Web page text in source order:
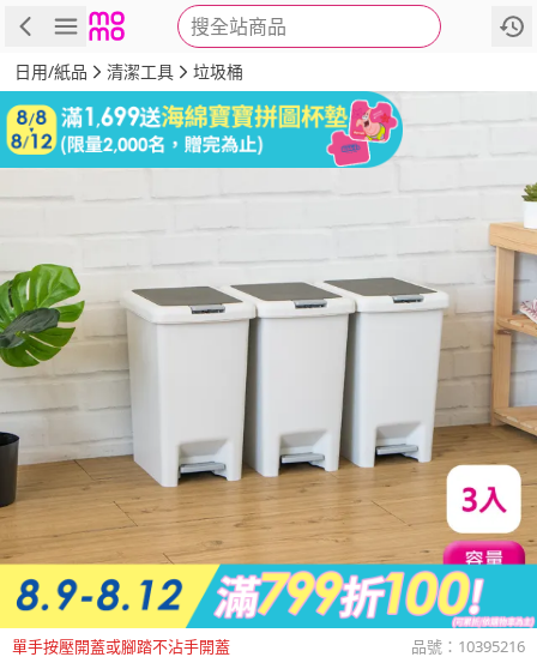
搜全站商品
商品 評價 詳情
日用/紙品 清潔工具 垃圾桶
單手按壓開蓋或腳踏不沾手開蓋 品號： 10395216